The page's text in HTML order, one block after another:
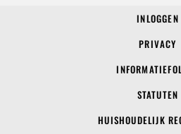
INLOGGEN
PRIVACY
STATUTEN
HUISHOUDELIJK
© 2022 SV